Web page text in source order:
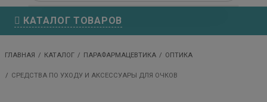
КАТАЛОГ ТОВАРОВ
ГЛАВНАЯ КАТАЛОГ ПАРАФАРМАЦЕВТИКА ОПТИКА
СРЕДСТВА ПО УХОДУ И АКСЕССУАРЫ ДЛЯ ОЧКОВ